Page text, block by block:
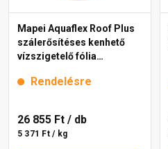
Mapei Aquaflex Roof Plus
szálerősítéses kenhető
vízszigetelő fólia
Rendelésre
26 855 Ft / db
5 371 Ft / kg